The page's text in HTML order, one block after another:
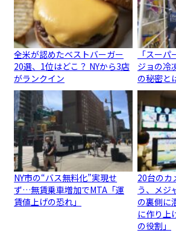
全米が認めたベストバーガー
20選、1位はどこ？ NYから3店
がランクイン
「スー
ジョの冷
の秘密と
NY市の“バス無料化”実現せ
ず…無賃乗車増加でMTA「運
賃値上げの恐れ」
20台のカ
う、メジ
の裏側に
に作り上
の役割」